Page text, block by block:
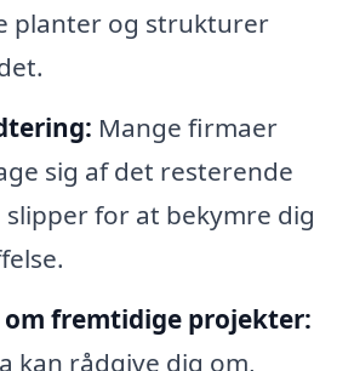
planter og strukturer
Mange firmaer
sig af det resterende
slipper for at bekymre dig
fremtidige projekter:
kan rådgive dig om,